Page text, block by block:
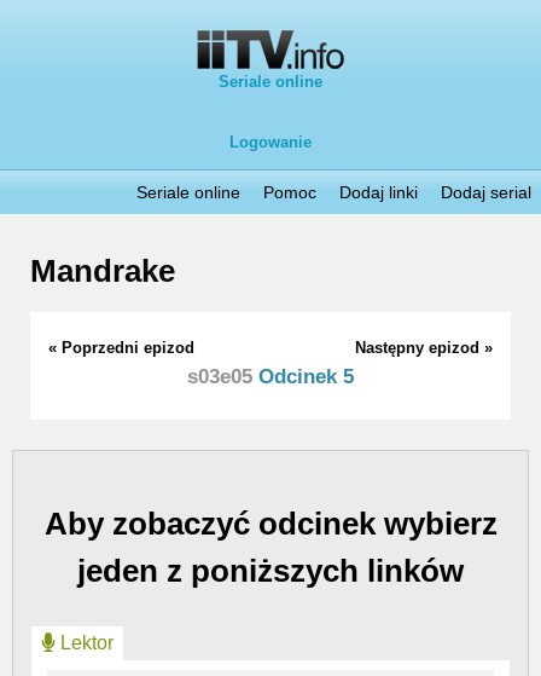
Seriale online
Logowanie
Seriale online Pomoc Dodaj linki Dodaj serial
Mandrake
« Poprzedni epizod Następny epizod »
s03e05 Odcinek 5
Aby zobaczyć odcinek wybierz
jeden z poniższych linków
Lektor